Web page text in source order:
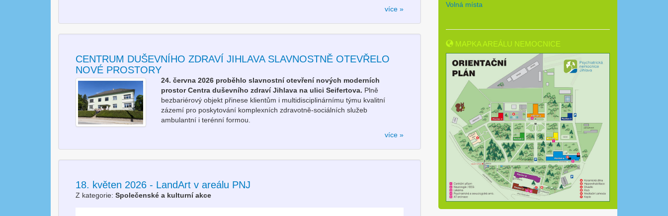
více »
CENTRUM DUŠEVNÍHO ZDRAVÍ JIHLAVA SLAVNOSTNĚ OTEVŘELO
NOVÉ PROSTORY
24. června 2026 proběhlo slavnostní otevření nových moderních
prostor Centra duševního zdraví Jihlava na ulici Seifertova. Plně
bezbariérový objekt přinese klientům i multidisciplinárnímu týmu kvalitní
zázemí pro poskytování komplexních zdravotně-sociálních služeb
ambulantní i terénní formou.
více »
18. květen 2026 - LandArt v areálu PNJ
Z kategorie: Společenské a kulturní akce
Volná místa
MAPKA AREÁLU NEMOCNICE